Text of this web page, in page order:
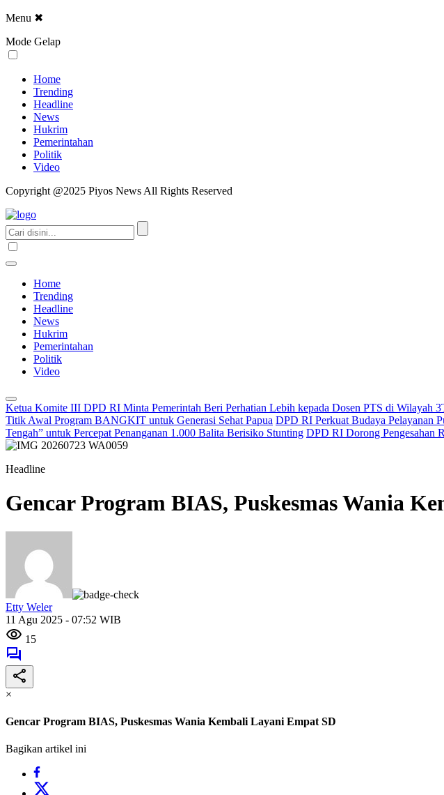
Menu ✖
Mode Gelap
Home
Trending
Headline
News
Hukrim
Pemerintahan
Politik
Video
Copyright @2025 Piyos News All Rights Reserved
Home
Trending
Headline
News
Hukrim
Pemerintahan
Politik
Video
Ketua Komite III DPD RI Minta Pemerintah Beri Perhatian Lebih kepada Dosen PTS di Wilayah
Titik Awal Program BANGKIT untuk Generasi Sehat Papua DPD RI Perkuat Budaya Pelayanan
Tengah” untuk Percepat Penanganan 1.000 Balita Berisiko Stunting DPD RI Dorong Pengesahan
Headline
Gencar Program BIAS, Puskesmas Wania
Etty Weler
11 Agu 2025 - 07:52 WIB
15
×
Gencar Program BIAS, Puskesmas Wania Kembali Layani Empat SD
Bagikan artikel ini